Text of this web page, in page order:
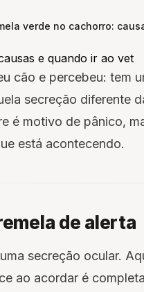
verde no cachorro:
e quando ir ao vet
cão e percebeu: tem
secreção diferente
é motivo de pânico,
está acontecendo.
de alerta
secreção ocular.
ao acordar é